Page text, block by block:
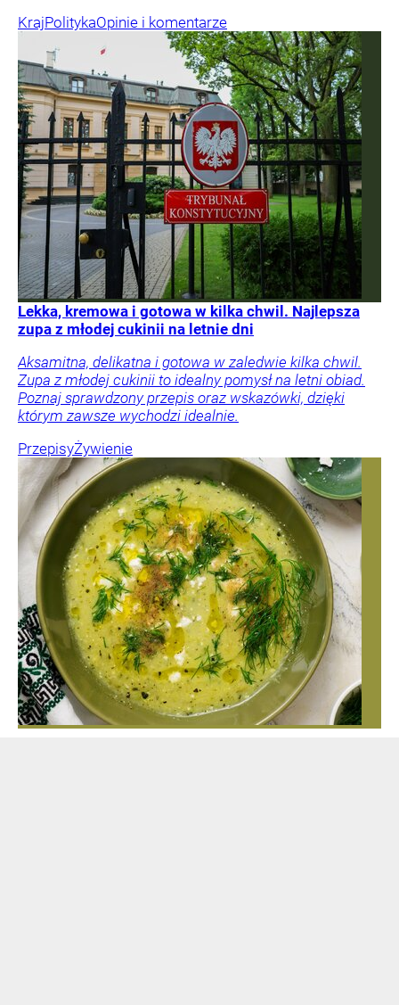
KrajPolitykaOpinie i komentarze
Lekka, kremowa i gotowa w kilka chwil. Najlepsza
zupa z młodej cukinii na letnie dni
Aksamitna, delikatna i gotowa w zaledwie kilka chwil.
Zupa z młodej cukinii to idealny pomysł na letni obiad.
Poznaj sprawdzony przepis oraz wskazówki, dzięki
którym zawsze wychodzi idealnie.
PrzepisyŻywienie